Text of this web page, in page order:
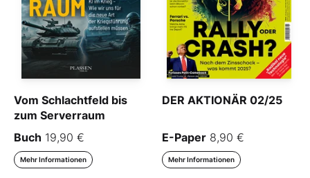
Vom Schlachtfeld bis
zum Serverraum
Buch 19,90 €
Mehr Informationen
DER AKTIONÄR 02/25
E-Paper 8,90 €
Mehr Informationen